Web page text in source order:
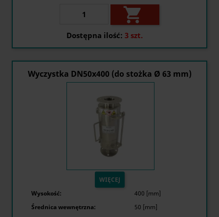

Dostępna ilość: 3 szt.
Wyczystka DN50x400 (do stożka Ø 63 mm)
WIĘCEJ
Wysokość:
400 [mm]
Średnica wewnętrzna:
50 [mm]